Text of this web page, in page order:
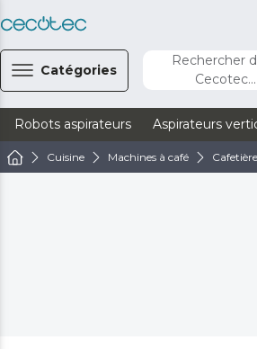
Catégories
Rechercher
Cecotec...
Robots aspirateurs Aspirateurs
Cuisine Machines à café